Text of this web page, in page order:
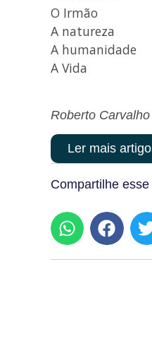
O Irmão
A natureza
A humanidade
A Vida
Roberto
Ler mais
Compartilhe esse